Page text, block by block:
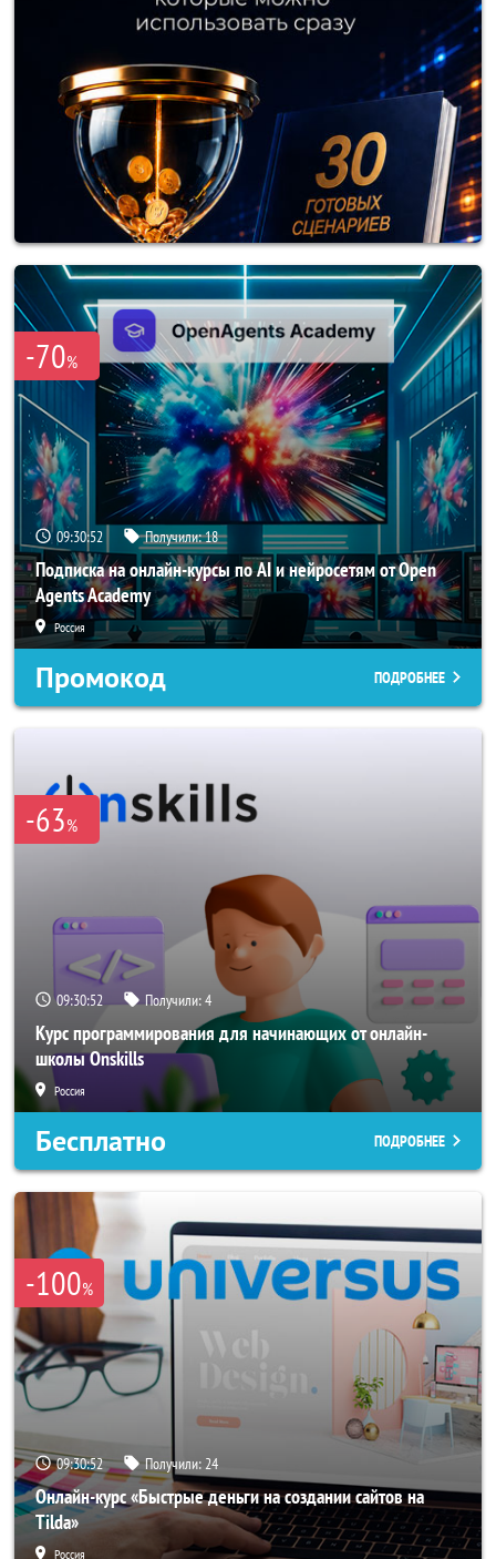
-70%
09:30:50 Получили:18
Подписка на онлайн-курсы по AI и нейросетям от Open
Agents Academy
Россия
Промокод ПОДРОБНЕЕ
-63%
09:30:50 Получили:4
Курс программирования для начинающих от онлайн-
школы Onskills
Россия
Бесплатно ПОДРОБНЕЕ
-100%
09:30:50 Получили:24
Онлайн-курс «Быстрые деньги на создании сайтов на
Tilda»
Россия